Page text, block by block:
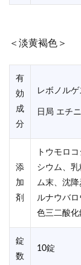
＜淡黄褐色＞
有
効
成
分
レボノル
日局 エチ
添
加
剤
トウモロ
シウム、
ム末、沈
ルナウバ
色三二酸化
錠
数
10錠